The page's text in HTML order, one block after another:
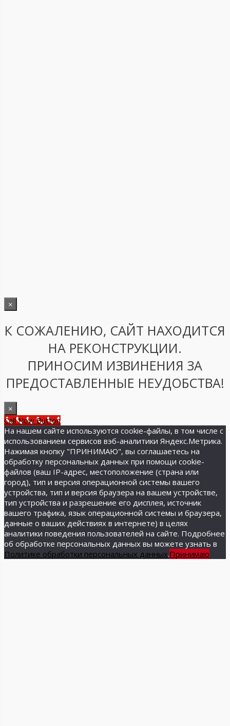
×
К СОЖАЛЕНИЮ, САЙТ НАХОДИТСЯ
НА РЕКОНСТРУКЦИИ.
ПРИНОСИМ ИЗВИНЕНИЯ ЗА
ПРЕДОСТАВЛЕННЫЕ НЕУДОБСТВА!
×
Call Now Button
На нашем сайте используются cookie-файлы, в том числе с
использованием сервисов вэб-аналитики Яндекс.Метрика.
Нажимая кнопку "ПРИНИМАЮ", вы соглашаетесь на
обработку персональных данных при помощи cookie-
файлов (ваш IP-адрес, местоположение (страна или
город), тип и версия операционной системы вашего
устройства, тип и версия браузера на вашем устройстве,
тип устройства и разрешение его дисплея, источник
вашего трафика, язык операционной системы и браузера,
данные о ваших действиях в интернете) в целях
аналитики поведения пользователей на сайте. Подробнее
об обработке персональных данных вы можете узнать в
Политике обработки персональных данных.Принимаю